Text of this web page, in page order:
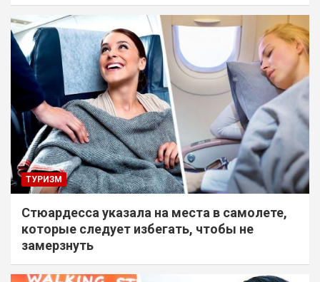
ТУРИЗМ
Стюардесса указала на места в самолете,
которые следует избегать, чтобы не
замерзнуть